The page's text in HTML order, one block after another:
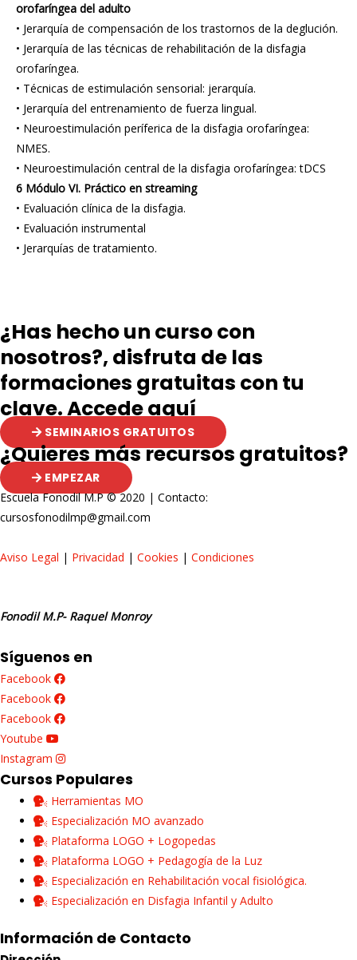
orofaríngea del adulto
• Jerarquía de compensación de los trastornos de la deglución.
• Jerarquía de las técnicas de rehabilitación de la disfagia
orofaríngea.
• Técnicas de estimulación sensorial: jerarquía.
• Jerarquía del entrenamiento de fuerza lingual.
• Neuroestimulación períferica de la disfagia orofaríngea:
NMES.
• Neuroestimulación central de la disfagia orofaríngea: tDCS
6 Módulo VI. Práctico en streaming
• Evaluación clínica de la disfagia.
• Evaluación instrumental
• Jerarquías de tratamiento.
¿Has hecho un curso con
nosotros?, disfruta de las
formaciones gratuitas con tu
clave. Accede aquí
SEMINARIOS GRATUITOS
¿Quieres más recursos gratuitos?
EMPEZAR
Escuela Fonodil M.P © 2020 | Contacto:
cursosfonodilmp@gmail.com
Aviso Legal | Privacidad | Cookies | Condiciones
Fonodil M.P- Raquel Monroy
Síguenos en
Facebook
Facebook
Facebook
Youtube
Instagram
Cursos Populares
Herramientas MO
Especialización MO avanzado
Plataforma LOGO + Logopedas
Plataforma LOGO + Pedagogía de la Luz
Especialización en Rehabilitación vocal fisiológica.
Especialización en Disfagia Infantil y Adulto
Información de Contacto